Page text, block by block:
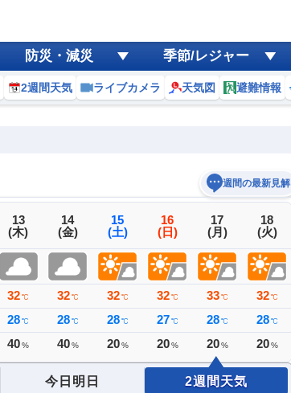
防災・減災 季節/レジャー
2週間天気 ライブカメラ 天気図 避難情報
週間の最新見解
13
(木)
32℃
28℃
40%
14
(金)
32℃
28℃
40%
15
(土)
32℃
28℃
20%
16
(日)
32 ℃
27 ℃
20 %
17
(月)
33 ℃
28 ℃
20 %
18
(火)
32 ℃
28 ℃
20 %
今日明日 2週間天気